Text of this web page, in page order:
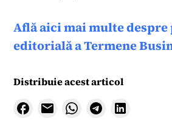
Află aici mai multe
editorială a Termene
Distribuie acest articol